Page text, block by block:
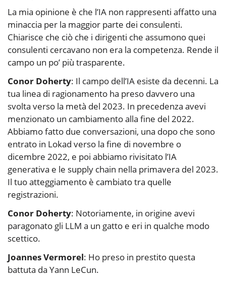
La mia opinione è che l’IA non rappresenti affatto una
minaccia per la maggior parte dei consulenti.
Chiarisce che ciò che i dirigenti che assumono quei
consulenti cercavano non era la competenza. Rende il
campo un po’ più trasparente.
Conor Doherty: Il campo dell’IA esiste da decenni. La
tua linea di ragionamento ha preso davvero una
svolta verso la metà del 2023. In precedenza avevi
menzionato un cambiamento alla fine del 2022.
Abbiamo fatto due conversazioni, una dopo che sono
entrato in Lokad verso la fine di novembre o
dicembre 2022, e poi abbiamo rivisitato l’IA
generativa e le supply chain nella primavera del 2023.
Il tuo atteggiamento è cambiato tra quelle
registrazioni.
Conor Doherty: Notoriamente, in origine avevi
paragonato gli LLM a un gatto e eri in qualche modo
scettico.
Joannes Vermorel: Ho preso in prestito questa
battuta da Yann LeCun.